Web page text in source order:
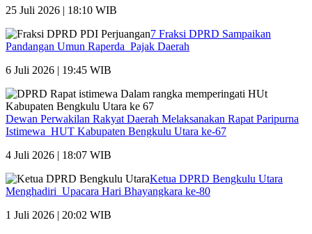
25 Juli 2026 | 18:10 WIB
7 Fraksi DPRD Sampaikan
Pandangan Umun Raperda Pajak Daerah
6 Juli 2026 | 19:45 WIB
Dewan Perwakilan Rakyat Daerah Melaksanakan Rapat Paripurna
Istimewa HUT Kabupaten Bengkulu Utara ke-67
4 Juli 2026 | 18:07 WIB
Ketua DPRD Bengkulu Utara
Menghadiri Upacara Hari Bhayangkara ke-80
1 Juli 2026 | 20:02 WIB